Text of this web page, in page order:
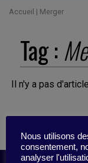
Accueil | Merger
Tag :
Il n'y a pas
Nous utilisons
consentement,
analyser